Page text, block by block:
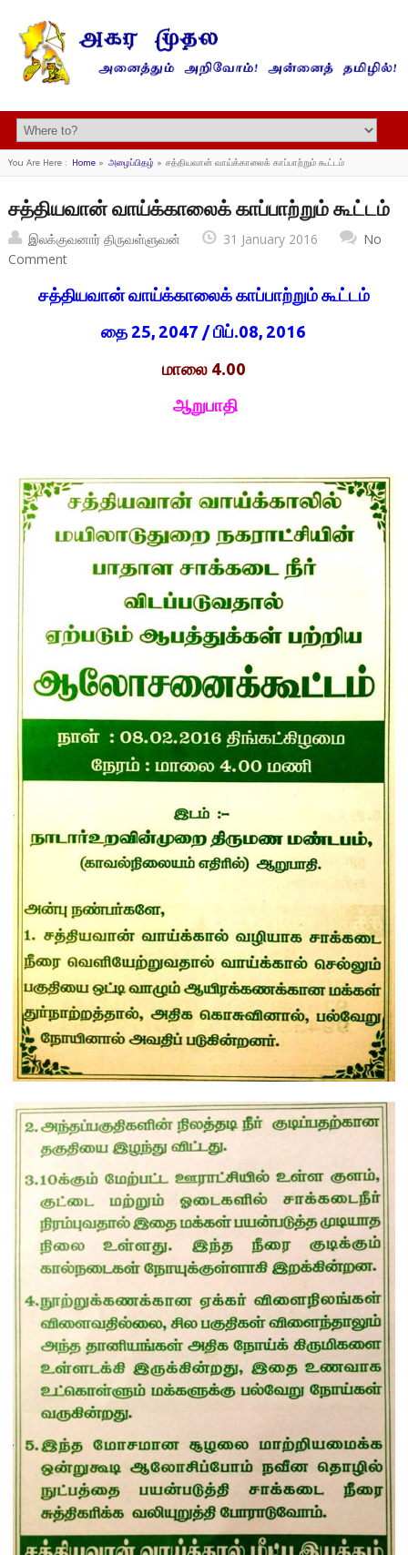
You Are Here : Home» அழைப்பிதழ் » சத்தியவான் வாய்க்காலைக் காப்பாற்றும் கூட்டம்
சத்தியவான் வாய்க்காலைக் காப்பாற்றும் கூட்டம்
இலக்குவனார் திருவள்ளுவன் 31 January 2016
No
Comment
சத்தியவான் வாய்க்காலைக் காப்பாற்றும் கூட்டம்
தை 25, 2047 / பிப்.08, 2016
மாலை 4.00
ஆறுபாதி